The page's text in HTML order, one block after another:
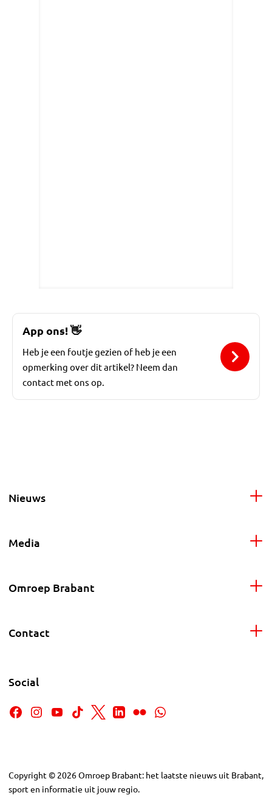
App ons!👋
Heb je een foutje gezien of heb je een
opmerking over dit artikel? Neem dan
contact met ons op.
Nieuws
Media
Omroep Brabant
Contact
Social
Copyright © 2026Omroep Brabant: het laatste nieuws uit Brabant,
sport en informatie uit jouw regio.